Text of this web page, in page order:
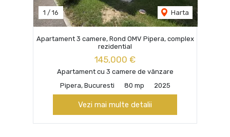
1 / 16 Harta
Apartament 3 camere, Rond OMV Pipera, complex
rezidential
145,000 €
Apartament cu 3 camere de vânzare
Pipera, Bucuresti
80 mp 2025
Vezi mai multe detalii